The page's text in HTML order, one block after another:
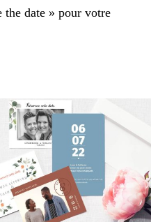
the date » pour votre